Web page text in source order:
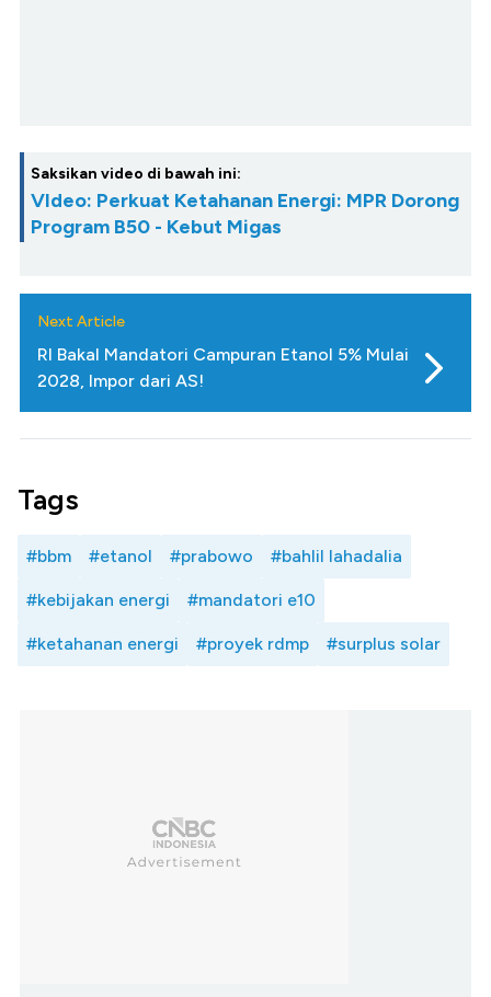
Saksikan video di bawah ini:
VIdeo: Perkuat Ketahanan Energi: MPR Dorong
Program B50 - Kebut Migas
Next Article
RI Bakal Mandatori Campuran Etanol 5% Mulai
2028, Impor dari AS!
Tags
#bbm #etanol #prabowo #bahlil lahadalia
#kebijakan energi #mandatori e10
#ketahanan energi #proyek rdmp #surplus solar